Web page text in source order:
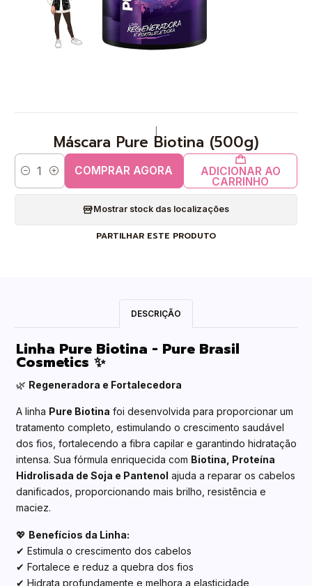
Máscara Pure Biotina (500g)
Quantidade ADICIONAR AO
CARRINHO
COMPRAR AGORA
Mostrar stock das localizações
PARTILHAR ESTE PRODUTO
DESCRIÇÃO
Linha Pure Biotina - Pure Brasil
Cosmetics ✨
🌿 Regeneradora e Fortalecedora
A linha Pure Biotina foi desenvolvida para proporcionar um
tratamento completo, estimulando o crescimento saudável
dos fios, fortalecendo a fibra capilar e garantindo hidratação
intensa. Sua fórmula enriquecida com Biotina, Proteína
Hidrolisada de Soja e Pantenol ajuda a reparar os cabelos
danificados, proporcionando mais brilho, resistência e
maciez.
💖 Benefícios da Linha:
✔ Estimula o crescimento dos cabelos
✔ Fortalece e reduz a quebra dos fios
✔ Hidrata profundamente e melhora a elasticidade